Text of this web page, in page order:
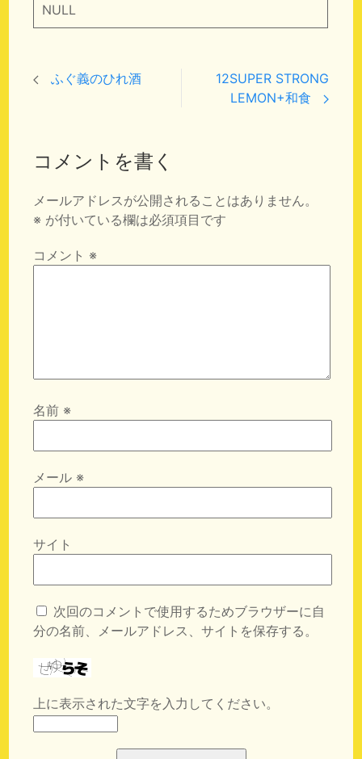
NULL
ふぐ義のひれ酒
12SUPER STRONG
LEMON+和食
コメントを書く
メールアドレスが公開されることはありません。
※ が付いている欄は必須項目です
コメント ※
名前 ※
メール ※
サイト
次回のコメントで使用するためブラウザーに自
分の名前、メールアドレス、サイトを保存する。
上に表示された文字を入力してください。